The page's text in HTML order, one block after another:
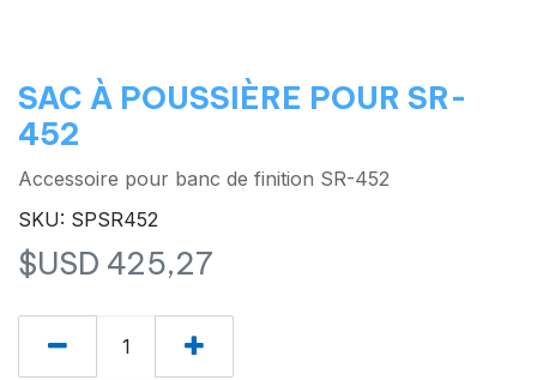
SAC À POUSSIÈRE POUR SR-
452
Accessoire pour banc de finition SR-452
SKU: SPSR452
$USD 425,27